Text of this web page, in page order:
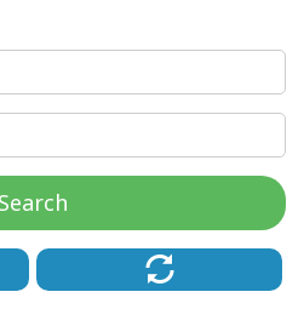
Search